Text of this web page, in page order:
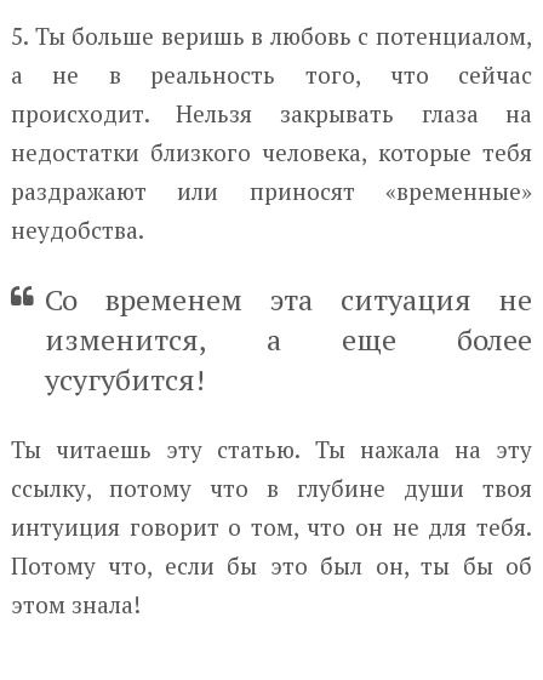
5. Ты больше веришь в любовь с потенциалом,
а не в реальность того, что сейчас
происходит. Нельзя закрывать глаза на
недостатки близкого человека, которые тебя
раздражают или приносят «временные»
неудобства.
Со временем эта ситуация не
изменится, а еще более
усугубится!
Ты читаешь эту статью. Ты нажала на эту
ссылку, потому что в глубине души твоя
интуиция говорит о том, что он не для тебя.
Потому что, если бы это был он, ты бы об
этом знала!